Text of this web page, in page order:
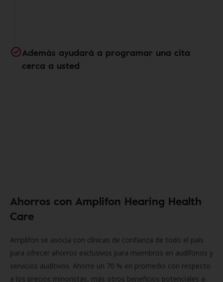
Además ayudará a programar una cita
cerca a usted
Ahorros con Amplifon Hearing Health
Care
Amplifon se asocia con clínicas de confianza de todo el país
para ofrecer ahorros exclusivos para miembros en audífonos y
servicios auditivos. Ahorre un 70 % en promedio con respecto
a los precios minoristas, más otros beneficios potenciales a